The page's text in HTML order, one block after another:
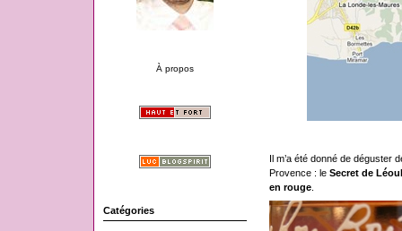
À propos
Catégories
Il m’a été donné de déguster
Provence : le Secret de
en rouge.